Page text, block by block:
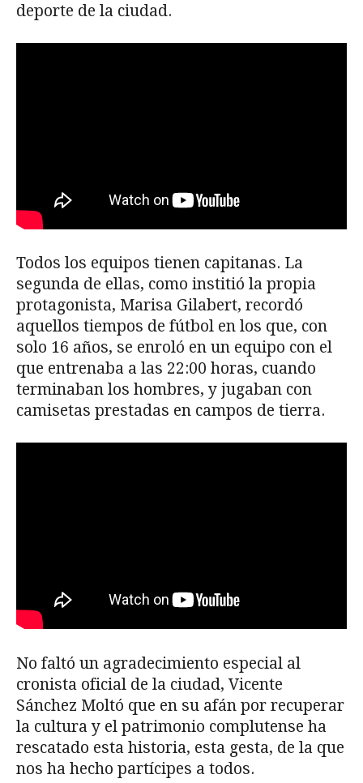
deporte de la ciudad.
Todos los equipos tienen capitanas. La
segunda de ellas, como institió la propia
protagonista, Marisa Gilabert, recordó
aquellos tiempos de fútbol en los que, con
solo 16 años, se enroló en un equipo con el
que entrenaba a las 22:00 horas, cuando
terminaban los hombres, y jugaban con
camisetas prestadas en campos de tierra.
No faltó un agradecimiento especial al
cronista oficial de la ciudad, Vicente
Sánchez Moltó que en su afán por recuperar
la cultura y el patrimonio complutense ha
rescatado esta historia, esta gesta, de la que
nos ha hecho partícipes a todos.